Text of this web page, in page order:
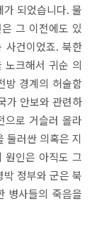
되었습니다. 물
그 이전에도 있
사건이었죠. 북한
크해서 귀순 의
방 경계의 허술함
가 안보와 관련하
으로 거슬러 올라
둘러싼 의혹은 지
원인은 아직도 그
정부와 군은 북
병사들의 죽음을